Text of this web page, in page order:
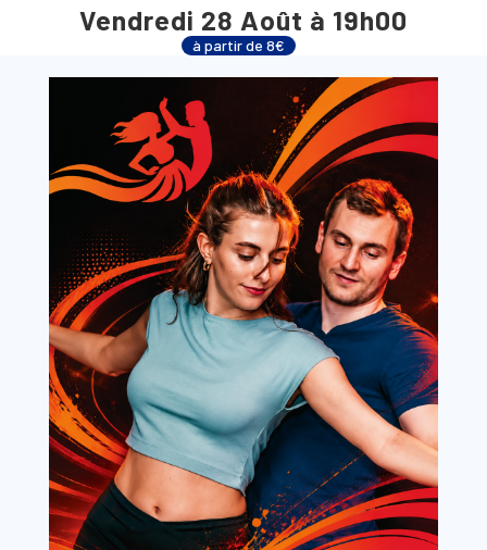
Vendredi 28 Août à 19h00
à partir de 8€